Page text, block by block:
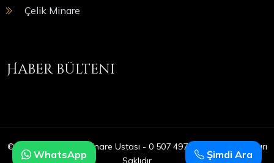
Çelik Minare
Haber bülteni
© Copyright 2025 | Minare Ustası - 0 507 497 05 09 | Tüm Hakları
Saklıdır
Şimdi Ara
WhatsApp